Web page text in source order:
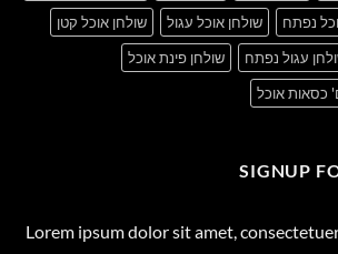
נפתח שולחן אוכל עגול
שולחן אוכל קטן
עגול נפתח
שולחן פינת אוכל
כסאות אוכל
SIGNUP
Lorem ipsum dolor sit amet,